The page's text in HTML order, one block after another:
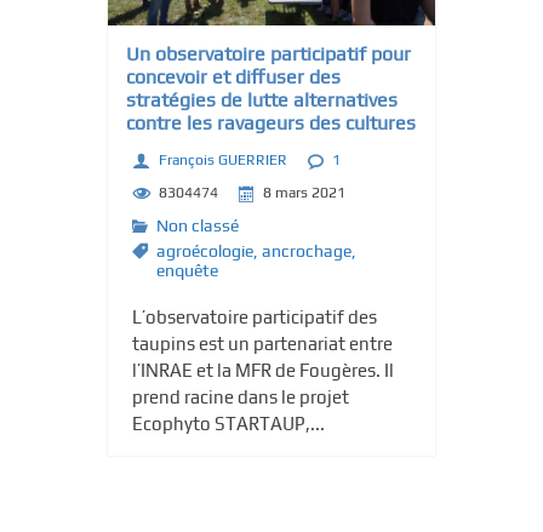
Un observatoire participatif pour
concevoir et diffuser des
stratégies de lutte alternatives
contre les ravageurs des cultures
François GUERRIER
1
8304474
8 mars 2021
Non classé
agroécologie ancrochage
enquête
L’observatoire participatif des
taupins est un partenariat entre
l’INRAE et la MFR de Fougères. Il
prend racine dans le projet
Ecophyto STARTAUP,...